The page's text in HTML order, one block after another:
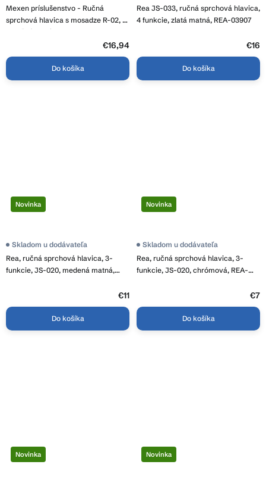
Mexen príslušenstvo - Ručná
sprchová hlavica s mosadze R-02, 1-
funkčná, chróm, 79500-00
produktu
je
5,0
€16,94
Do košíka
Rea JS-033, ručná sprchová hlavica,
4 funkcie, zlatá matná, REA-03907
€16
Do košíka
Novinka
Rea, ručná sprchová hlavica, 3-
funkcie, JS-020, medená matná,
Skladom u dodávateľa
€11
Do košíka
Novinka
Rea, ručná sprchová hlavica, 3-
funkcie, JS-020, chrómová, REA-
Skladom u dodávateľa
€7
Do košíka
Novinka Novinka